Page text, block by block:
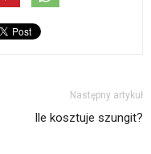
Następny artykuł
Ile kosztuje szungit?